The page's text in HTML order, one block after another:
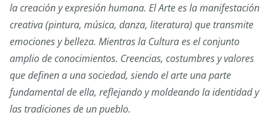
la creación y expresión humana. El Arte es la manifestación
creativa (pintura, música, danza, literatura) que transmite
emociones y belleza. Mientras la Cultura es el conjunto
amplio de conocimientos. Creencias, costumbres y valores
que definen a una sociedad, siendo el arte una parte
fundamental de ella, reflejando y moldeando la identidad y
las tradiciones de un pueblo.